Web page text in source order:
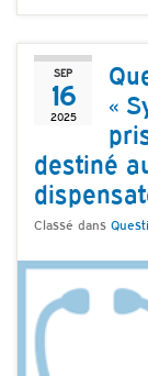
SEP
16
2025
«
destiné
Classé dans